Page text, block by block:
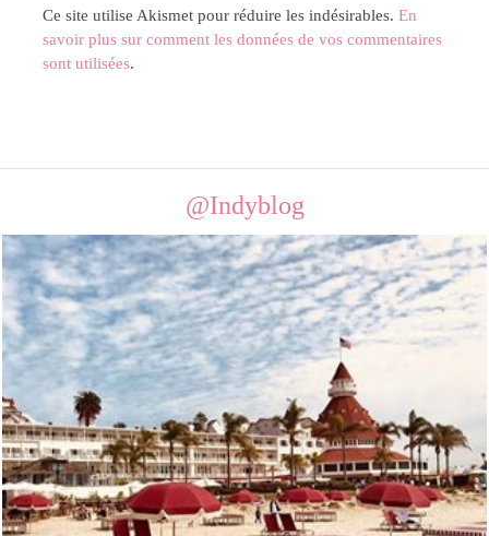
Ce site utilise Akismet pour réduire les indésirables. En
savoir plus sur comment les données de vos commentaires
sont utilisées.
@Indyblog